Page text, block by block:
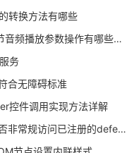
转换方法有哪些
播放参数操作有哪些技巧
务
合无障碍标准
控件调用实现方法详解
规访问已注册的defer函数？